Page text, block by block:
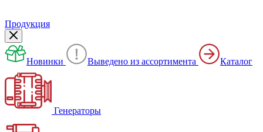
Продукция
Новинки Выведено из ассортимента Каталог
Генераторы